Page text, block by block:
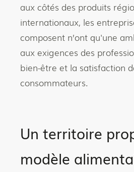
aux côtés des produits
internationaux, les
composent n’ont qu'une
aux exigences des
bien-être et la satisfaction
consommateurs.
Un territoire
modèle